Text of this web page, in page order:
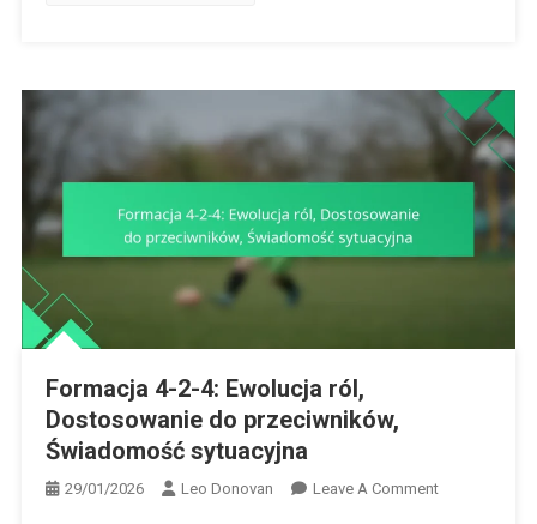
Formacja 4-2-4: Ewolucja ról,
Dostosowanie do przeciwników,
Świadomość sytuacyjna
29/01/2026 Leo Donovan Leave A CommentOn